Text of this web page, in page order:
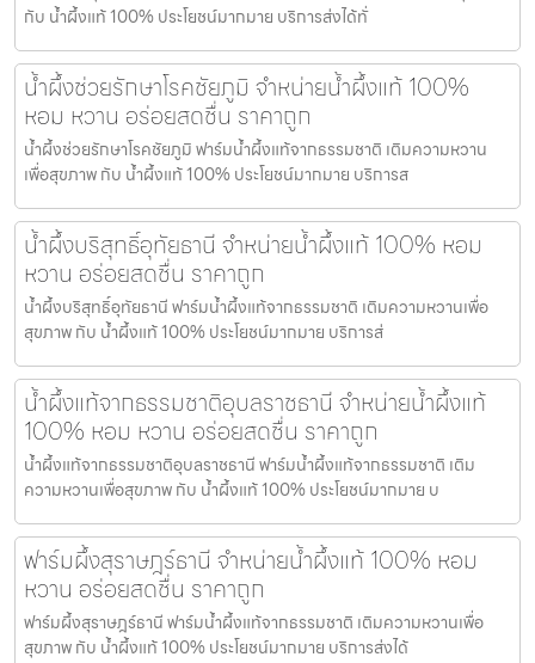
กับ น้ำผึ้งแท้ 100% ประโยชน์มากมาย บริการส่งได้ทั่
น้ำผึ้งช่วยรักษาโรคชัยภูมิ จำหน่ายน้ำผึ้งแท้ 100%
หอม หวาน อร่อยสดชื่น ราคาถูก
น้ำผึ้งช่วยรักษาโรคชัยภูมิ ฟาร์มน้ำผึ้งแท้จากธรรมชาติ เติมความหวาน
เพื่อสุขภาพ กับ น้ำผึ้งแท้ 100% ประโยชน์มากมาย บริการส
น้ำผึ้งบริสุทธิ์อุทัยธานี จำหน่ายน้ำผึ้งแท้ 100% หอม
หวาน อร่อยสดชื่น ราคาถูก
น้ำผึ้งบริสุทธิ์อุทัยธานี ฟาร์มน้ำผึ้งแท้จากธรรมชาติ เติมความหวานเพื่อ
สุขภาพ กับ น้ำผึ้งแท้ 100% ประโยชน์มากมาย บริการส่
น้ำผึ้งแท้จากธรรมชาติอุบลราชธานี จำหน่ายน้ำผึ้งแท้
100% หอม หวาน อร่อยสดชื่น ราคาถูก
น้ำผึ้งแท้จากธรรมชาติอุบลราชธานี ฟาร์มน้ำผึ้งแท้จากธรรมชาติ เติม
ความหวานเพื่อสุขภาพ กับ น้ำผึ้งแท้ 100% ประโยชน์มากมาย บ
ฟาร์มผึ้งสุราษฎร์ธานี จำหน่ายน้ำผึ้งแท้ 100% หอม
หวาน อร่อยสดชื่น ราคาถูก
ฟาร์มผึ้งสุราษฎร์ธานี ฟาร์มน้ำผึ้งแท้จากธรรมชาติ เติมความหวานเพื่อ
สุขภาพ กับ น้ำผึ้งแท้ 100% ประโยชน์มากมาย บริการส่งได้